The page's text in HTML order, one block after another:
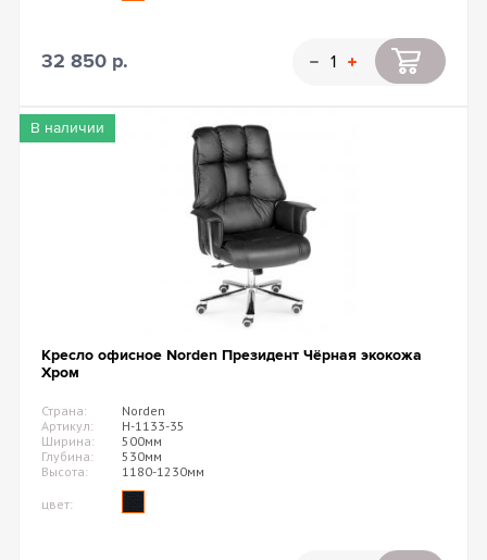
32 850 р.
В наличии
Кресло офисное Norden Президент Чёрная экокожа
Хром
Страна:
Norden
Артикул:
H-1133-35
Ширина:
500мм
Глубина:
530мм
Высота:
1180-1230мм
цвет: